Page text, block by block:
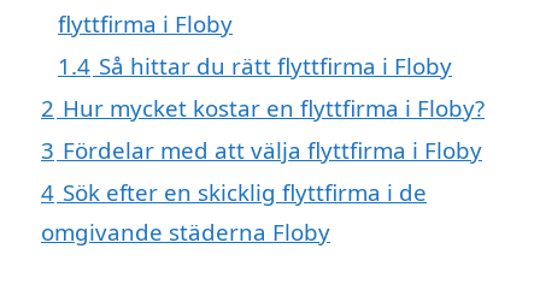
flyttfirma i Floby
1.4 Så hittar du rätt flyttfirma i Floby
2 Hur mycket kostar en flyttfirma i Floby?
3 Fördelar med att välja flyttfirma i Floby
4 Sök efter en skicklig flyttfirma i de
omgivande städerna Floby